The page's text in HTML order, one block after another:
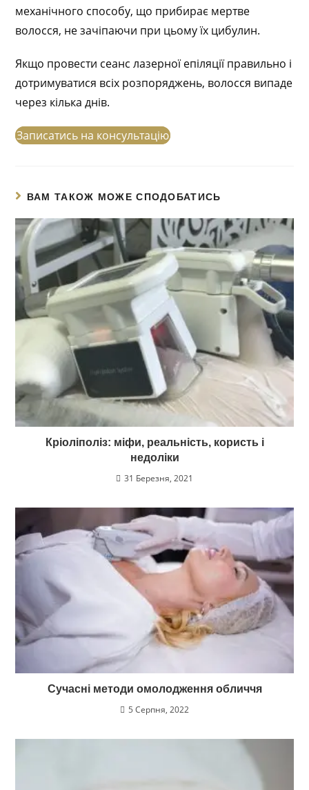
механічного способу, що прибирає мертве
волосся, не зачіпаючи при цьому їх цибулин.
Якщо провести сеанс лазерної епіляції правильно і
дотримуватися всіх розпоряджень, волосся випаде
через кілька днів.
Записатись на консультацію
ВАМ ТАКОЖ МОЖЕ СПОДОБАТИСЬ
Кріоліполіз: міфи, реальність, користь і
недоліки
31 Березня, 2021
Сучасні методи омолодження обличчя
5 Серпня, 2022